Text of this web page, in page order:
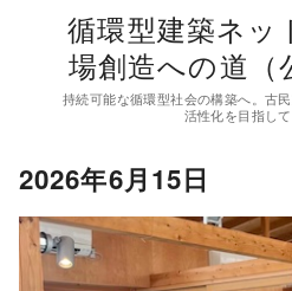
循環型建築ネッ
場創造への道（
持続可能な循環型社会の構築へ。古
活性化を目指して
2026年6月15日